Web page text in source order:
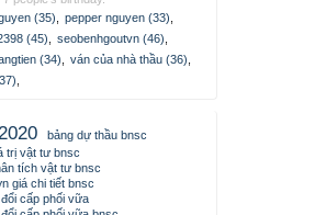
(35)
pepper nguyen (33)
(45)
seobenhgoutvn (46)
(34)
ván của nhà thầu (36)
bảng dự thầu bnsc
trị vật tư bnsc
tích vật tư bnsc
giá chi tiết bnsc
cấp phối vữa